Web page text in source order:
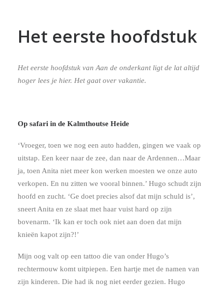
Het eerste hoofdstuk
Het eerste hoofdstuk van Aan de onderkant ligt de lat altijd
hoger lees je hier. Het gaat over vakantie.
Op safari in de Kalmthoutse Heide
‘Vroeger, toen we nog een auto hadden, gingen we vaak op
uitstap. Een keer naar de zee, dan naar de Ardennen…Maar
ja, toen Anita niet meer kon werken moesten we onze auto
verkopen. En nu zitten we vooral binnen.’ Hugo schudt zijn
hoofd en zucht. ‘Ge doet precies alsof dat mijn schuld is’,
sneert Anita en ze slaat met haar vuist hard op zijn
bovenarm. ‘Ik kan er toch ook niet aan doen dat mijn
knieën kapot zijn?!’
Mijn oog valt op een tattoo die van onder Hugo’s
rechtermouw komt uitpiepen. Een hartje met de namen van
zijn kinderen. Die had ik nog niet eerder gezien. Hugo